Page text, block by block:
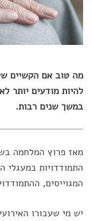
מה טוב אם הקשיים
להיות מודעים יותר
במשך שנים רבות.
מאז פרוץ המלחמה
התמודדויות במעגלי
המגוייסים,
יש מי שעבורו